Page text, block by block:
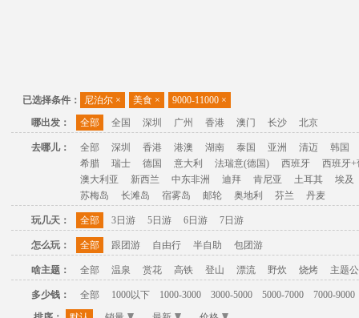
已选择条件： 尼泊尔 × 美食 × 9000-11000 ×
哪出发：
全部 全国 深圳 广州 香港 澳门 长沙 北京
去哪儿： 全部 深圳 香港 港澳 湖南 泰国 亚洲 清迈
韩国
希腊
瑞士 德国 意大利 法瑞意(德国) 西班牙
西班牙+
澳大利亚
新西兰 中东非洲 迪拜 肯尼亚 土耳其
埃及
苏梅岛
长滩岛 宿雾岛 邮轮 奥地利 芬兰 丹麦
玩几天： 全部 3日游 5日游 6日游 7日游
怎么玩： 全部 跟团游 自由行 半自助 包团游
啥主题： 全部 温泉 赏花 高铁 登山 漂流 野炊 烧烤 主题
多少钱： 全部 1000以下 1000-3000 3000-5000 5000-7000
7000-9000